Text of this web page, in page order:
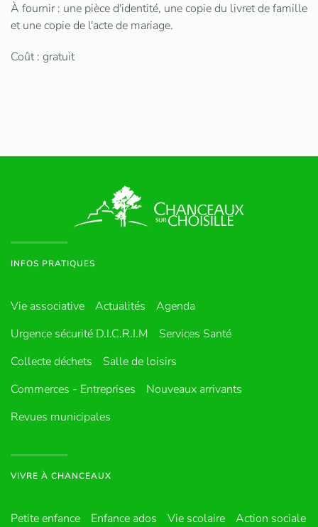
À fournir : une pièce d'identité, une copie du livret de famille
et une copie de l'acte de mariage.
Coût : gratuit
INFOS PRATIQUES
Vie associative Actualités
Agenda
Urgence sécurité D.I.C.R.I.M
Services Santé
Collecte déchets
Salle de loisirs
Commerces - Entreprises
Nouveaux arrivants
Revues municipales
VIVRE À CHANCEAUX
Petite enfance Enfance ados Vie scolaire
Action sociale